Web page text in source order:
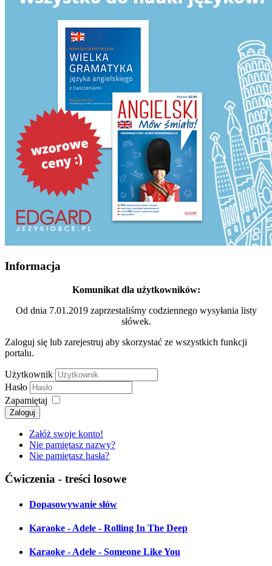
Informacja
Komunikat dla użytkowników:
Od dnia 7.01.2019 zaprzestaliśmy codziennego wysyłania listy
słówek.
Zaloguj się lub zarejestruj aby skorzystać ze wszystkich funkcji
portalu.
Użytkownik
Hasło
Zapamiętaj
Zaloguj
Załóż swoje konto!
Nie pamiętasz nazwy?
Nie pamiętasz hasła?
Ćwiczenia - treści losowe
Dopasowywanie słów
Karaoke - Adele - Rolling In The Deep
Karaoke - Adele - Someone Like You